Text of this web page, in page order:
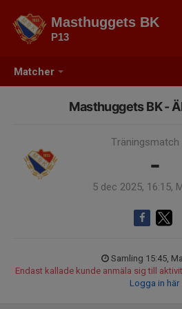
Matcher
Masthuggets BK
P13
Masthuggets BK -
Träningsmatch
-
5 dec 2025, 16:15,
Samling 15:45,
Endast kallade kunde anmäla sig till
Logga in här